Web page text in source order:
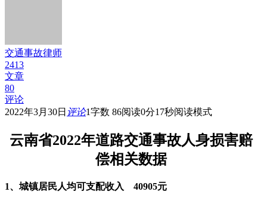
交通事故律师
2413
文章
80
评论
2022年3月30日 评论1字数 86阅读0分17秒阅读模式
云南省2022年道路交通事故人身损害赔
偿相关数据
1、城镇居民人均可支配收入 40905元